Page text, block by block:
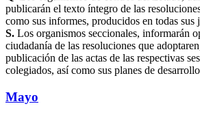
publicarán el texto íntegro de las
como sus informes, producidos en todas sus
S. Los organismos seccionales, informarán
ciudadanía de las resoluciones que
publicación de las actas de las respectivas
colegiados, así como sus planes de
Mayo